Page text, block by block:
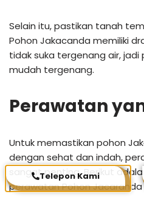
Selain itu, pastikan tanah
Pohon Jakacanda memiliki
tidak suka tergenang air,
mudah tergenang.
Perawatan
Untuk memastikan pohon
dengan sehat dan indah,
sangat penting. Berikut
perawatan Pohon
Telepon Kami